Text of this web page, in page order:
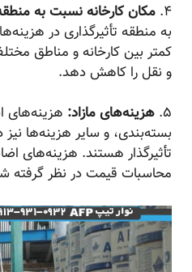
مکان کارخانه نسبت به منطقه:
به منطقه تأثیرگذاری در
کمتر بین کارخانه و مناطق
و نقل را کاهش دهد.
هزینه‌های مازاد:هزینه‌های
بسته‌بندی، و سایر هزینه‌ها نیز
تأثیرگذار هستند. هزینه‌های
محاسبات قیمت در نظر گرفته